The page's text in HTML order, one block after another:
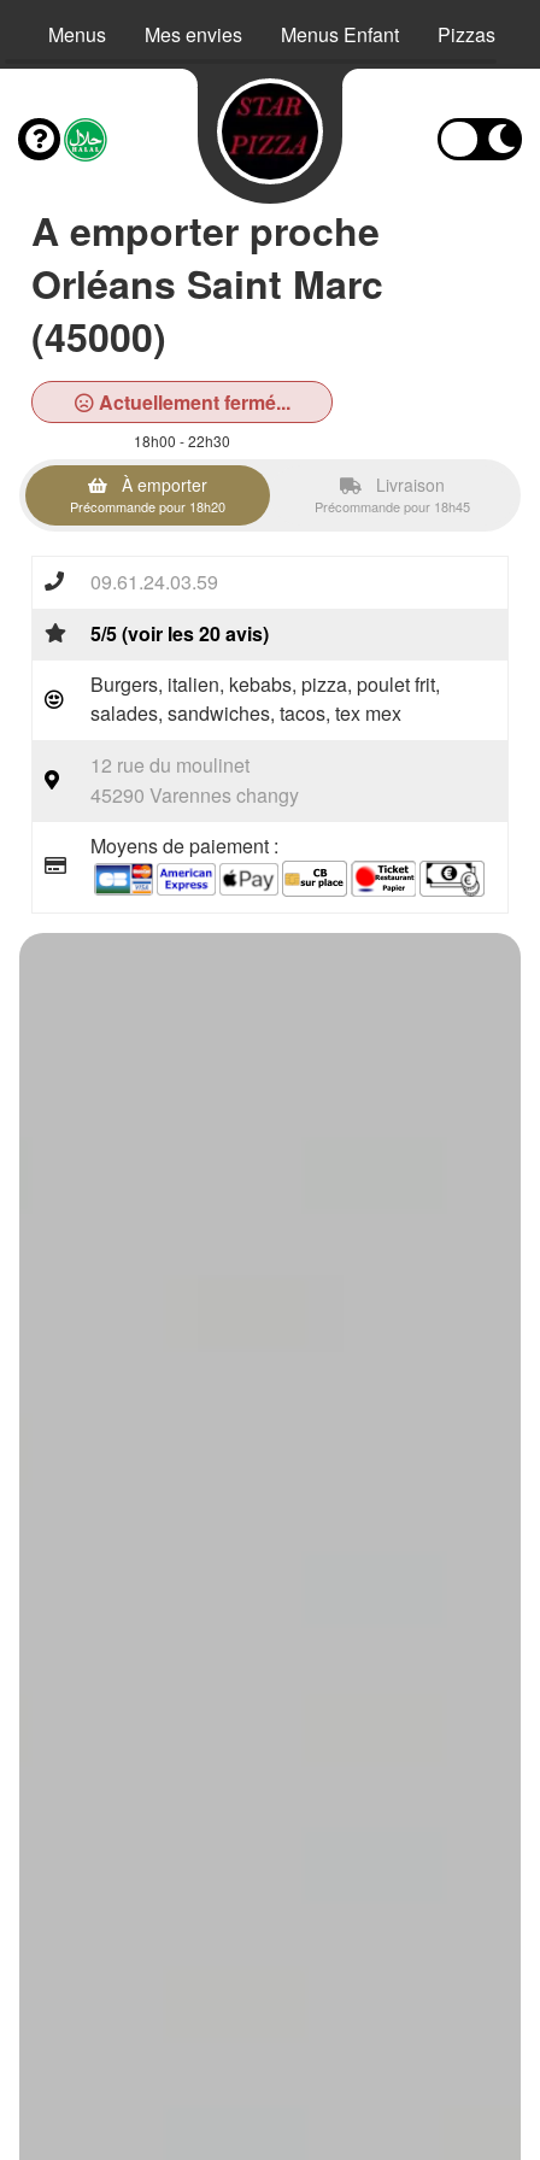
Menus Mes envies Menus Enfant Pizzas
A emporter proche
Orléans Saint Marc
(45000)
Actuellement fermé...
18h00 - 22h30
À emporter
Précommande pour 18h20
Livraison
Précommande pour 18h45
09.61.24.03.59
5/5 (voir les 20 avis)
Burgers, italien, kebabs, pizza, poulet frit,
salades, sandwiches, tacos, tex mex
12 rue du moulinet
45290 Varennes changy
Moyens de paiement :